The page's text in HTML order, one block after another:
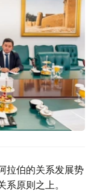
拉伯的关系发展势
原则之上。